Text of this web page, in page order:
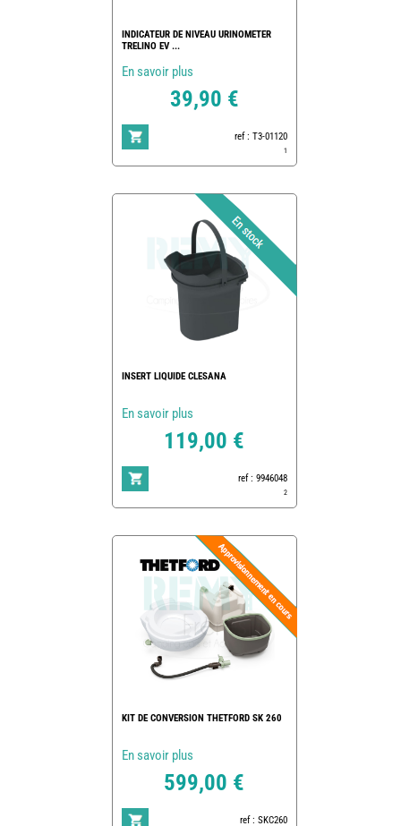
INDICATEUR DE NIVEAU URINOMETER
TRELINO EV ...
En savoir plus
39,90 €
ref : T3-01120
1
INSERT LIQUIDE CLESANA
En savoir plus
119,00 €
ref : 9946048
2
KIT DE CONVERSION THETFORD SK 260
En savoir plus
599,00 €
ref : SKC260